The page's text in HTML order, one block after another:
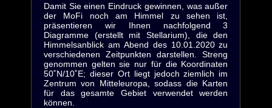
Damit Sie einen Eindruck gewinnen, was außer
der MoFi noch am Himmel zu sehen ist,
präsentieren wir Ihnen nachfolgend 3
Diagramme (erstellt mit Stellarium), die den
Himmelsanblick am Abend des 10.01.2020 zu
verschiedenen Zeitpunkten darstellen. Streng
genommen gelten sie nur für die Koordinaten
50˚N/10˚E; dieser Ort liegt jedoch ziemlich im
Zentrum von Mitteleuropa, sodass die Karten
für das gesamte Gebiet verwendet werden
können.